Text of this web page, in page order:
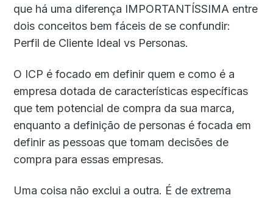
que há uma diferença IMPORTANTÍSSIMA entre
dois conceitos bem fáceis de se confundir:
Perfil de Cliente Ideal vs Personas.
O ICP é focado em definir quem e como é a
empresa dotada de características específicas
que tem potencial de compra da sua marca,
enquanto a definição de personas é focada em
definir as pessoas que tomam decisões de
compra para essas empresas.
Uma coisa não exclui a outra. É de extrema